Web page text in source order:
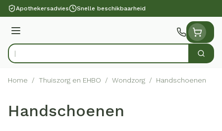
Ga naar de inhoud
Apothekersadvies Snelle beschikbaarheid
Menu
Product, merk, categorie... Zoek
Home / Thuiszorg en EHBO / Wondzorg / Handschoenen
Handschoenen